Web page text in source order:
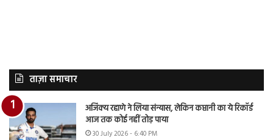
ताज़ा समाचार
अजिंक्य रहाणे ने लिया संन्यास, लेकिन कप्तानी का ये रिकॉर्ड
आज तक कोई नहीं तोड़ पाया
30 July 2026 - 6:40 PM